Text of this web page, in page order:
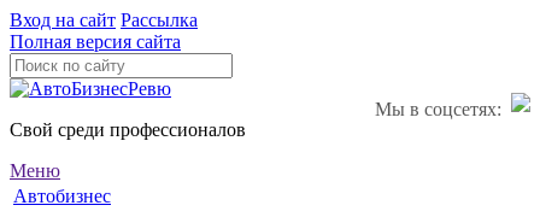
Вход на сайт Рассылка
Полная версия сайта
Мы в соцсетях:
Свой среди профессионалов
Меню
Автобизнес